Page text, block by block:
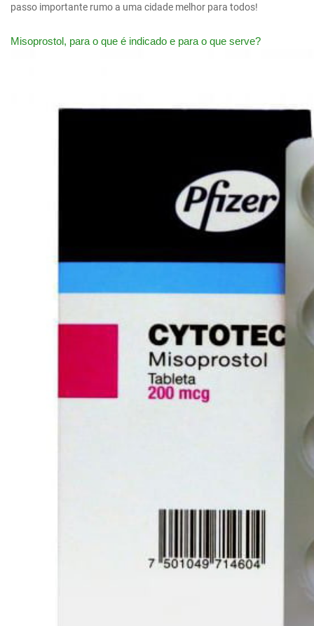
passo importante rumo a uma cidade melhor para todos!
Misoprostol, para o que é indicado e para o que serve?